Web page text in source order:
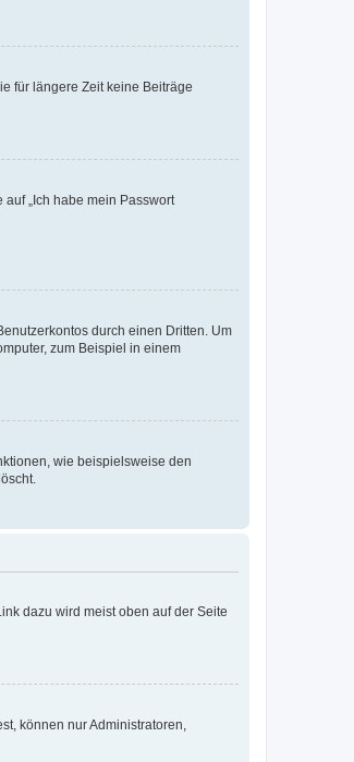
für längere Zeit keine Beiträge
„Ich habe mein Passwort
durch einen Dritten. Um
zum Beispiel in einem
wie beispielsweise den
dazu wird meist oben auf der Seite
können nur Administratoren,